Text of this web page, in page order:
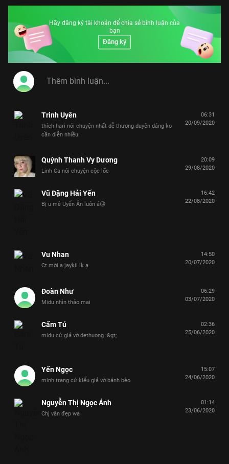
Hãy đăng ký tài khoản để chia sẻ bình luận của
bạn
Đăng ký
Trinh Uyên
thích hari nói chuyện nhất dễ thương duyên dáng ko
cần diễn nhiều.
06:31
20/09/2020
Quỳnh Thanh Vy Dương
Linh Ca nói chuyện cộc lốc
20:09
29/08/2020
Vũ Đặng Hải Yến
Bị u mê Uyển Ân luôn á😘
16:42
22/08/2020
Vu Nhan
Ct mời a jaykii ik ạ
14:50
20/07/2020
Đoàn Như
Midu nhìn thảo mai
06:29
03/07/2020
Cẩm Tú
midu cứ giả vờ dethuong :&gt;
02:36
25/06/2020
Yến Ngọc
minh trang cứ kiểu giả vờ bánh bèo
15:07
24/06/2020
Nguyễn Thị Ngọc Ánh
Chj vân đẹp wa
01:14
23/06/2020